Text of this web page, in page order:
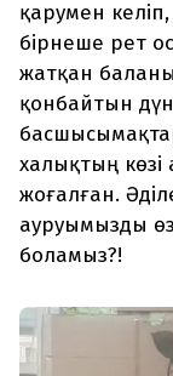
қарумен
бірнеше рет
жатқан
қонбайтын
халықтың
жоғалған.
ауруымызды
боламыз?!